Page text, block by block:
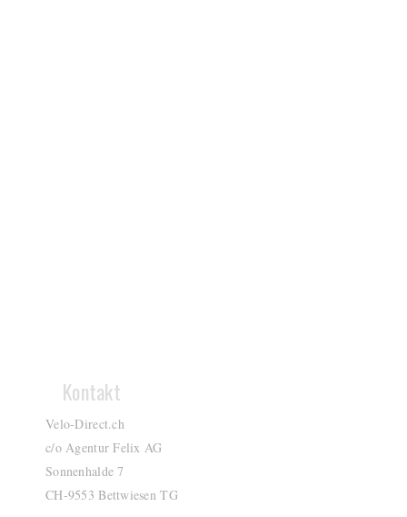
Kontakt
Velo-Direct.ch
c/o Agentur Felix AG
Sonnenhalde 7
CH-9553 Bettwiesen TG